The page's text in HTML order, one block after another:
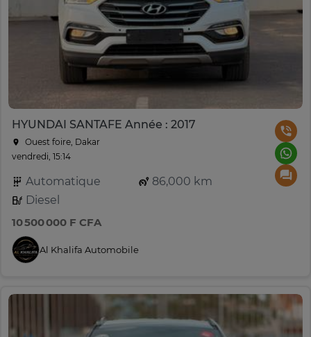
HYUNDAI SANTAFE Année : 2017
Ouest foire, Dakar
vendredi, 15:14
Automatique
86,000 km
Diesel
10 500 000 F CFA
Al Khalifa Automobile